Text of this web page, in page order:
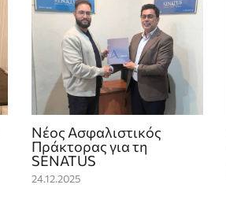
Νέος Ασφαλιστικός
Πράκτορας για τη
SENATUS
24.12.2025